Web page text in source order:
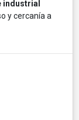
industrial
y cercanía a